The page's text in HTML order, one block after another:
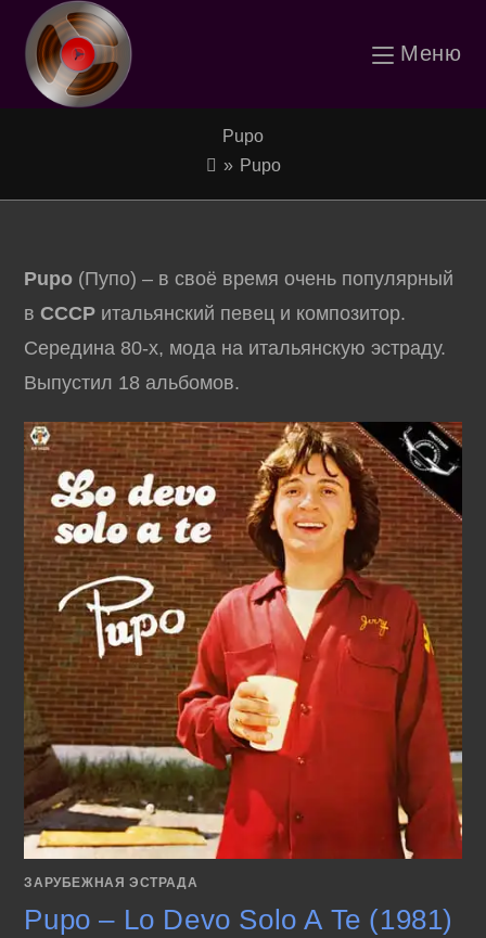
Перейти
содержимому
Меню
Pupo
» Pupo
Pupo (Пупо) – в своё время очень популярный
вСССР итальянский певец и композитор.
Середина 80-х, мода на итальянскую эстраду.
Выпустил 18 альбомов.
ЗАРУБЕЖНАЯ ЭСТРАДА
Pupo – Lo Devo Solo A Te (1981)